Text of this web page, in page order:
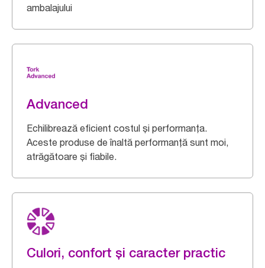
ambalajului
Advanced
Echilibrează eficient costul și performanța.
Aceste produse de înaltă performanță sunt moi,
atrăgătoare și fiabile.
Culori, confort și caracter practic